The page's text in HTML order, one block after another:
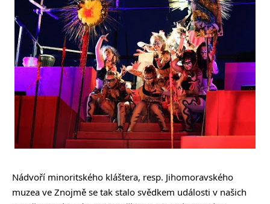
Nádvoří minoritského kláštera, resp. Jihomoravského
muzea ve Znojmě se tak stalo svědkem události v našich